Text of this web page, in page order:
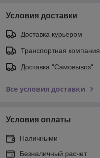
Условия доставки
Доставка курьером
Транспортная компания
Доставка "Самовывоз"
Все условия доставки
Условия оплаты
Наличными
Безналичный расчет